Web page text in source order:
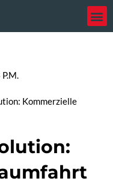
Kommerzielle